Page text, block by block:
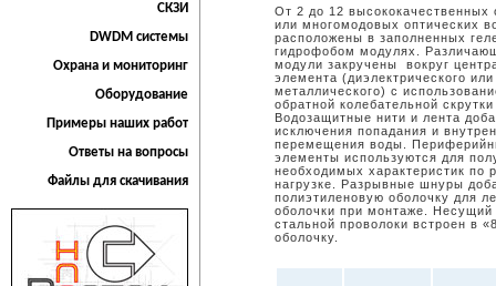
СКЗИ
DWDM системы
Охрана и мониторинг
Оборудование
Примеры наших работ
Ответы на вопросы
Файлы для скачивания
От 2 до 12 высококачественных
или многомодовых оптических
расположены в заполненных
гидрофобом модулях.
модули закручены вокруг
элемента (диэлектрического или
металлического) с
обратной колебательной
Водозащитные нити и лента
исключения попадания и
перемещения воды.
элементы используются для
необходимых характеристик по
нагрузке. Разрывные шнуры
полиэтиленовую оболочку для
оболочки при монтаже. Несущий
стальной проволоки встроен в
оболочку.